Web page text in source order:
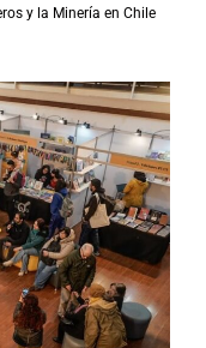
y la Minería en Chile